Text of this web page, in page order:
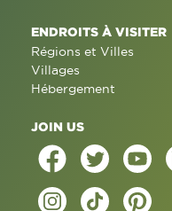
ENDROITS À VISITER
Régions et Villes
Villages
Hébergement
JOIN US